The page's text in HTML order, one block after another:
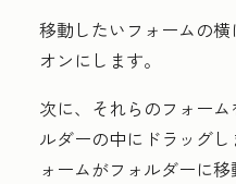
移動したいフォームの横
オンにします。
次に、それらのフォー
ルダーの中にドラッグ
ォームがフォルダーに移